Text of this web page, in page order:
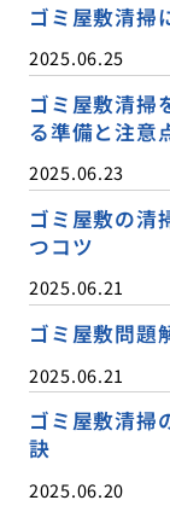
ゴミ屋敷清掃
2025.06.25
ゴミ屋敷清掃
る準備と注意
2025.06.23
ゴミ屋敷の清
つコツ
2025.06.21
ゴミ屋敷問題
2025.06.21
ゴミ屋敷清掃
訣
2025.06.20